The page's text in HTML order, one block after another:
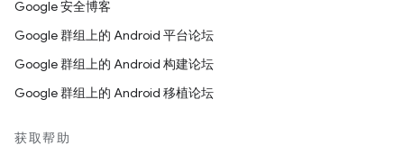
Google 安全博客
Google 群组上的 Android 平台论坛
Google 群组上的 Android 构建论坛
Google 群组上的 Android 移植论坛
获取帮助